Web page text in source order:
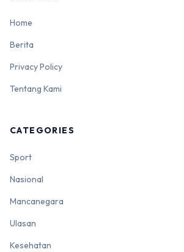
Home
Berita
Privacy Policy
Tentang Kami
CATEGORIES
Sport
Nasional
Mancanegara
Ulasan
Kesehatan